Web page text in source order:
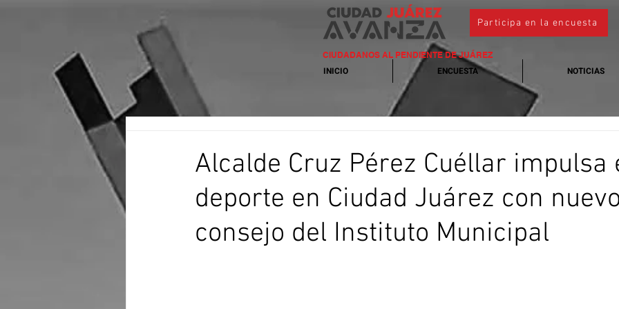
Participa en la encuesta
CIUDADANOS AL PENDIENTE DE JUÁREZ
INICIO ENCUESTA NOTICIAS
Alcalde Cruz Pérez Cuéllar impulsa
deporte en Ciudad Juárez con
consejo del Instituto Municipal